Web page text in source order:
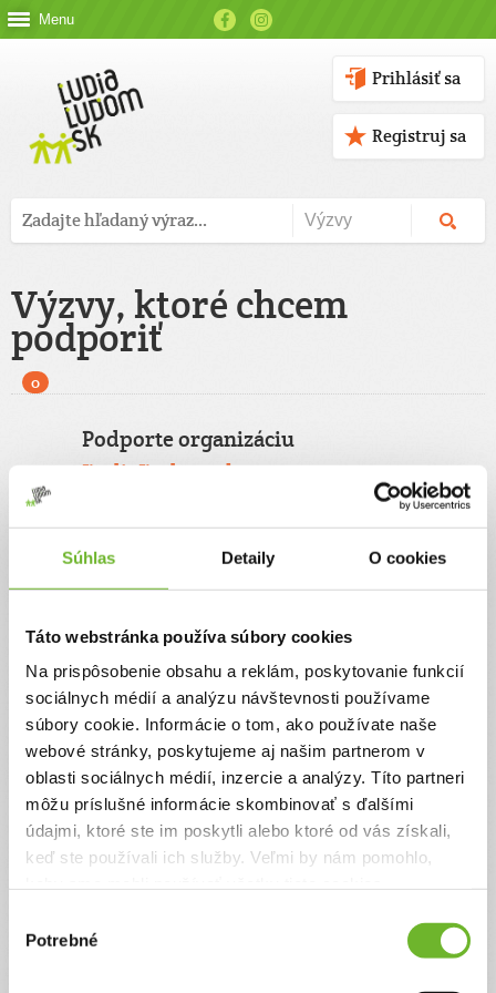
Súhlas Detaily O cookies
Táto webstránka používa súbory cookies
Na prispôsobenie obsahu a reklám, poskytovanie funkcií
sociálnych médií a analýzu návštevnosti používame
súbory cookie. Informácie o tom, ako používate naše
webové stránky, poskytujeme aj našim partnerom v
oblasti sociálnych médií, inzercie a analýzy. Títo partneri
môžu príslušné informácie skombinovať s ďalšími
údajmi, ktoré ste im poskytli alebo ktoré od vás získali,
keď ste používali ich služby. Veľmi by nám pomohlo,
súhlasu
Potrebné
Menu
Prihlásiť sa
Registruj sa
Výzvy, ktoré chcem
podporiť
0
Podporte organizáciu
ĽudiaĽudom.sk
Jednorazový Pravidelný
Celková suma
0 €
Zadajte svoje údaje
Už máte vytvorený svoj účet?Prihláste sa